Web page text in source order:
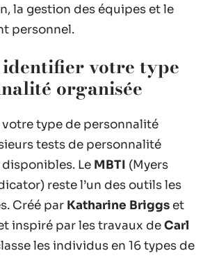
la gestion des équipes et le
personnel.
identifier votre type
organisée
type de personnalité
tests de personnalité
Le MBTI (Myers
reste l’un des outils les
Créé par Katharine Briggs et
inspiré par les travaux deCarl
les individus en 16 types de